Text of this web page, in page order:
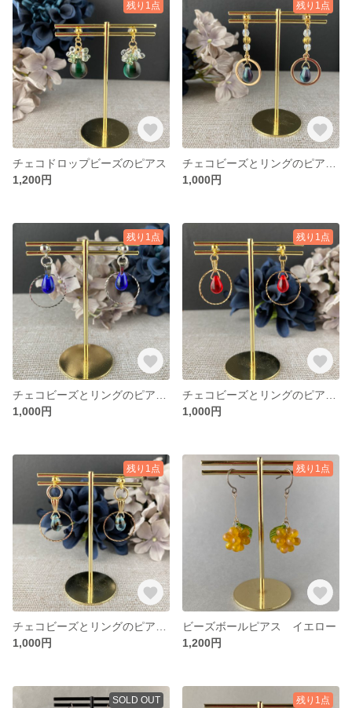
残り1点
チェコドロップビーズのピアス
1,200円
残り1点
1,000円
残り1点
1,000円
残り1点
1,000円
残り1点
1,000円
残り1点
ビーズボールピアス イエロー
1,200円
SOLD OUT 残り1点